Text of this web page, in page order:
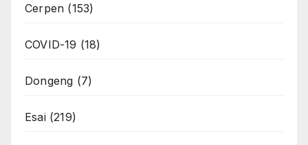
Cerpen (153)
COVID-19 (18)
Dongeng (7)
Esai(219)